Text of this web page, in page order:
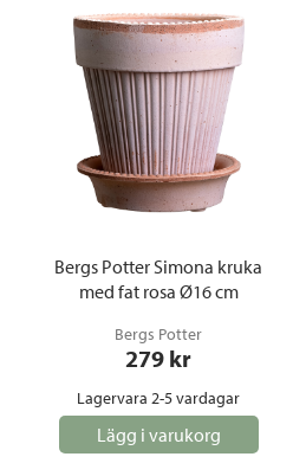
Bergs Potter Simona kruka
med fat rosa Ø16 cm
Bergs Potter
279 kr
Lagervara 2-5 vardagar
Lägg i varukorg